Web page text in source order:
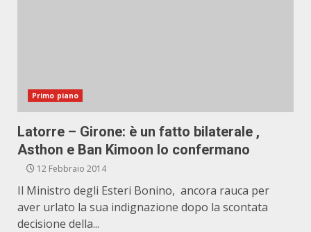
Primo piano
Latorre – Girone: è un fatto bilaterale ,
Asthon e Ban Kimoon lo confermano
12 Febbraio 2014
Il Ministro degli Esteri Bonino, ancora rauca per
aver urlato la sua indignazione dopo la scontata
decisione della...